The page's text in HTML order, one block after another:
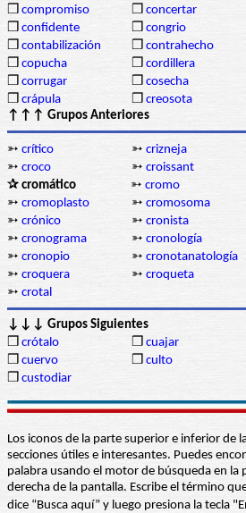
❒ compromiso ❒ concertar
❒ confidente ❒ congrio
❒ contabilización ❒ contrahecho
❒ copucha ❒ cordillera
❒ corrugar ❒ cosecha
❒ crápula ❒ creosota
↑↑↑ Grupos Anteriores
➳ crítico ➳ crizneja
➳ croco ➳ croissant
✰ cromático
➳ cromo
➳ cromoplasto ➳ cromosoma
➳ crónico ➳ cronista
➳ cronograma ➳ cronología
➳ cronopio ➳ cronotanatología
➳ croquera ➳ croqueta
➳ crotal
↓↓↓ Grupos Siguientes
❒ crótalo ❒ cuajar
❒ cuervo ❒ culto
❒ custodiar
Los iconos de la parte superior e inferior de
secciones útiles e interesantes. Puedes
palabra usando el motor de búsqueda en la
derecha de la pantalla. Escribe el término
dice “Busca aquí” y luego presiona la tecla